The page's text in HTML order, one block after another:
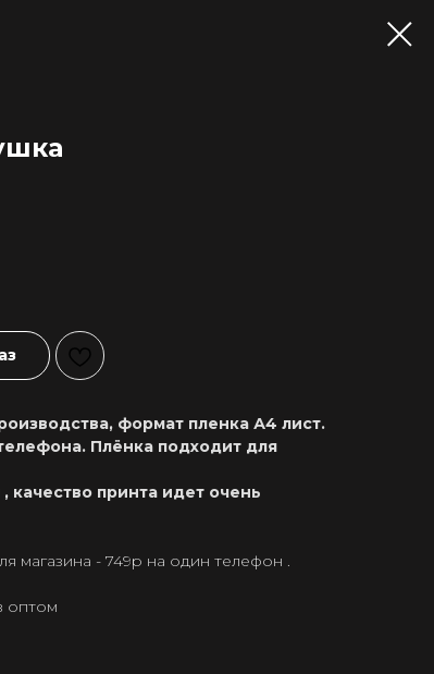
формат пленка А4 лист.
Плёнка подходит для
качество принта идет очень
магазина - 749р на один телефон .
оптом